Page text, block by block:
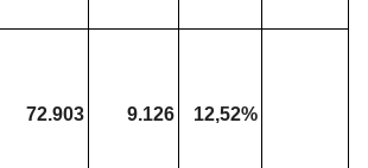
72.903 9.126 12,52%